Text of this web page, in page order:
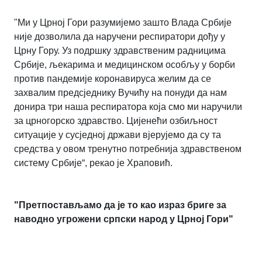
"Ми у Црној Гори разумијемо зашто Влада Србије
није дозволила да наручени респиратори дођу у
Црну Гору. Уз подршку здравственим радницима
Србије, љекарима и медицинском особљу у борби
против пандемије коронавируса желим да се
захвалим предсједнику Вучићу на понуди да нам
донира три наша респиратора која смо ми наручили
за црногорско здравство. Цијенећи озбиљност
ситуације у сусједној држави вјерујемо да су та
средства у овом тренутно потребнија здравственом
систему Србије“, рекао је Храповић.
"Претпостављамо да је то као израз бриге за
наводно угрожени српски народ у Црној Гори"